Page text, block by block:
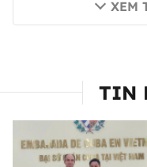
XEM
TIN